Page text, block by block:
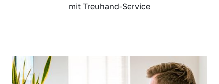
mit Treuhand-Service